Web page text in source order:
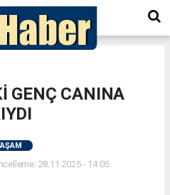
GENÇ CANINA
28.11.2025 - 14:05